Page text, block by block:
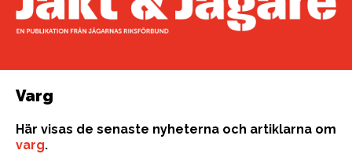
Varg
Här visas de senaste nyheterna och artiklarna om
varg.